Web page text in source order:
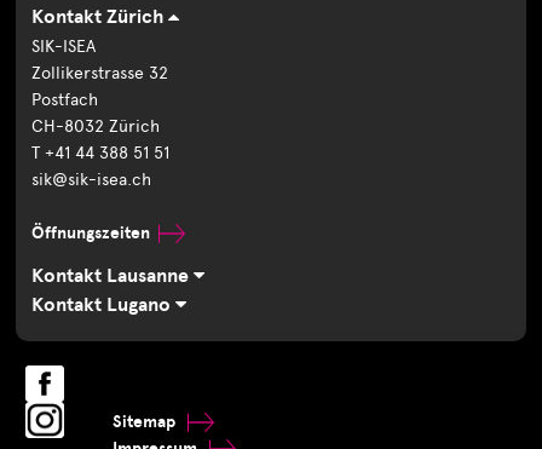
Kontakt Zürich
SIK-ISEA
Zollikerstrasse 32
Postfach
CH-8032 Zürich
T +41 44 388 51 51
sik@sik-isea.ch
Öffnungszeiten
Kontakt Lausanne
Kontakt Lugano
Sitemap